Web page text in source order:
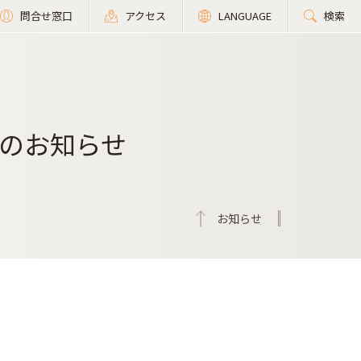
問合せ窓口 アクセス LANGUAGE 検索
お知らせ
お知らせ